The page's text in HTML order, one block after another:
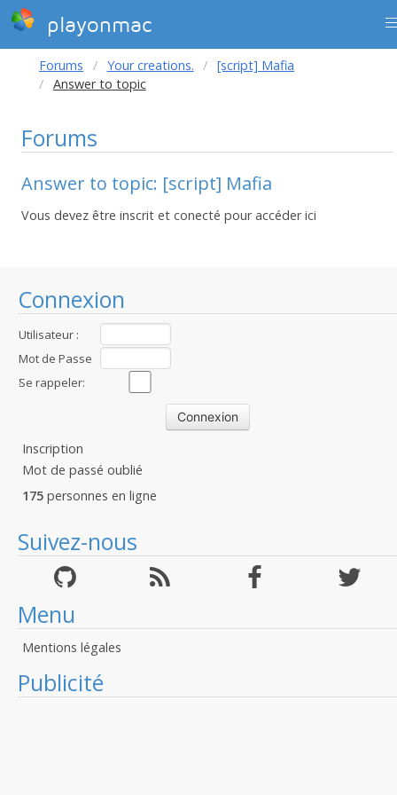
playonmac
Connexion
Utilisateur :
Mot de Passe
:Se rappeler:
Inscription
Mot de passé oublié
175 personnes en ligne
Suivez-nous
Menu
Mentions légales
Publicité
Forums Your creations.
[script] Mafia
Answer to topic
Forums
Answer to topic: [script] Mafia
Vous devez être inscrit et conecté pour accéder ici